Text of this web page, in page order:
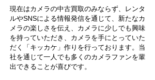
現在はカメラの中古買取のみならず、レンタ
ルやSNSによる情報発信を通じて、新たなカ
メラの楽しさを伝え、カメラに少しでも興味
を持っていただき、カメラを手にとっていた
だく「キッカケ」作りを行っております。当
社を通じて一人でも多くのカメラファンを輩
出できることが喜びです。